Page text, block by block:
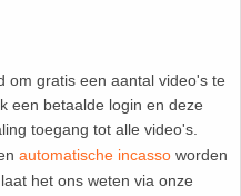
om gratis een aantal video's te
een betaalde login en deze
toegang tot alle video's.
automatische incasso worden
het ons weten via onze
verbanden